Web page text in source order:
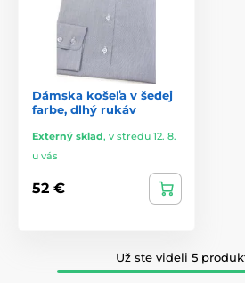
Dámska košeľa v šedej
farbe, dlhý rukáv
Externý sklad, v stredu 12. 8.
u vás
52 €
Už ste videli 5